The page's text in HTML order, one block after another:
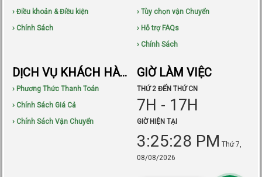
› Điều khoản & Điều kiện
› Chính Sách
› Tùy chọn vận Chuyển
› Hỗ trợ FAQs
› Chính Sách
DỊCH VỤ KHÁCH HÀNG
› Phương Thức Thanh Toán
› Chính Sách Giá Cả
› Chính Sách Vận Chuyển
GIỜ LÀM VIỆC
THỨ 2 ĐẾN THỨ CN
7H - 17H
GIỜ HIỆN TẠI
3:25:29 PM Thứ 7,
08/08/2026